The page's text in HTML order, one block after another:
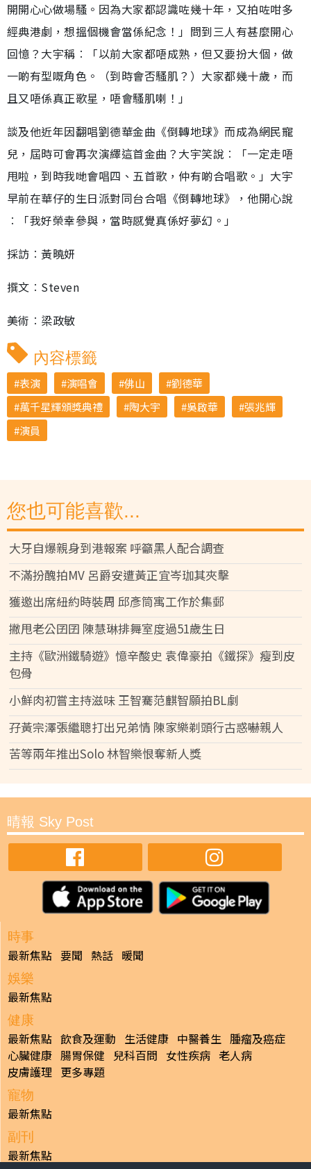
開開心心做場騷。因為大家都認識咗幾十年，又拍咗咁多
經典港劇，想搵個機會當係紀念！」問到三人有甚麼開心
回憶？大宇稱︰「以前大家都唔成熟，但又要扮大個，做
一啲有型嘅角色。（到時會否騷肌？）大家都幾十歲，而
且又唔係真正歌星，唔會騷肌喇！」
談及他近年因翻唱劉德華金曲《倒轉地球》而成為網民寵
兒，屆時可會再次演繹這首金曲？大宇笑說︰「一定走唔
甩啦，到時我哋會唱四、五首歌，仲有啲合唱歌。」大宇
早前在華仔的生日派對同台合唱《倒轉地球》，他開心說
︰「我好榮幸參與，當時感覺真係好夢幻。」
採訪︰黃曉妍
撰文︰Steven
美術︰梁政敏
內容標籤
表演 演唱會 佛山
劉德華
萬千星輝頒獎典禮
陶大宇 吳啟華
張兆輝
演員
您也可能喜歡...
大牙自爆親身到港報案 呼籲黑人配合調查
不滿扮醜拍MV 呂爵安遭黃正宜岑珈其夾擊
獲邀出席紐約時裝周 邱彥筒寓工作於集郵
撇甩老公囝囝 陳慧琳排舞室度過51歲生日
主持《歐洲鐵騎遊》憶辛酸史 袁偉豪拍《鐵探》瘦到皮
包骨
小鮮肉初嘗主持滋味 王智騫范麒智願拍BL劇
孖黃宗澤張繼聰打出兄弟情 陳家樂剃頭行古惑嚇親人
苦等兩年推出Solo 林智樂恨奪新人獎
晴報 Sky Post
時事
最新焦點 要聞 熱話 暖聞
娛樂
最新焦點
健康
最新焦點 飲食及運動 生活健康 中醫養生 腫瘤及癌症
心臟健康 腸胃保健 兒科百問 女性疾病 老人病
皮膚護理 更多專題
寵物
最新焦點
副刊
最新焦點